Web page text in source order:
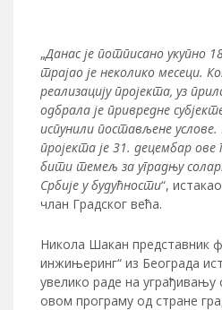
„Данас је потписано укупно
трајао је неколико месеци.
реализацију пројекта, уз
одбрала је привредне
испунили постављене услове.
пројекта је 31. децембар ове
бити темељ за уградњу
Србије у будућности“,
члан Градског већа.
Никола Шакан представник
инжињеринг“ из Београда
увелико раде на уграђивању
овом програму од стране